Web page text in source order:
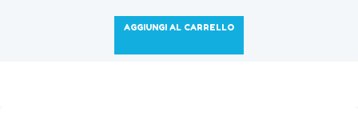
AGGIUNGI AL CARRELLO